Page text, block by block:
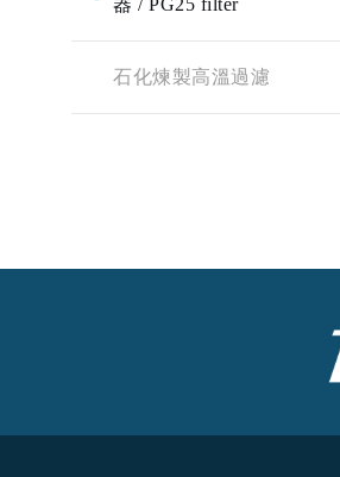
器 / PG25 filter
石化煉製高溫過濾